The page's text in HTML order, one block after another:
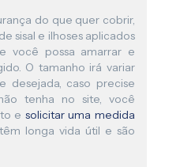
do que quer cobrir,
sisal e ilhoses aplicados
você possa amarrar e
O tamanho irá variar
desejada, caso precise
tenha no site, você
e solicitar uma medida
longa vida útil e são